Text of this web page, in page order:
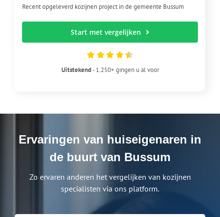
Recent opgeleverd kozijnen project in de gemeente Bussum
Start met vergelijken
Uitstekend- 1.250+ gingen u al voor
Ervaringen van huiseigenaren in
de buurt van Bussum
Zo ervaren anderen het vergelijken van kozijnen
specialisten via ons platform.